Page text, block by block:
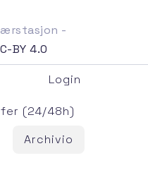
-
BY 4.0
Login
(24/48h)
Archivio